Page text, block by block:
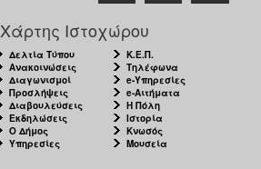
Χάρτης Ιστοχώρου
Δελτία Τύπου
Ανακοινώσεις
Διαγωνισμοί
Προσλήψεις
Διαβουλεύσεις
Εκδηλώσεις
Ο Δήμος
Υπηρεσίες
Κ.Ε.Π.
Τηλέφωνα
e-Υπηρεσίες
e-Αιτήματα
Η Πόλη
Ιστορία
Κνωσός
Μουσεία